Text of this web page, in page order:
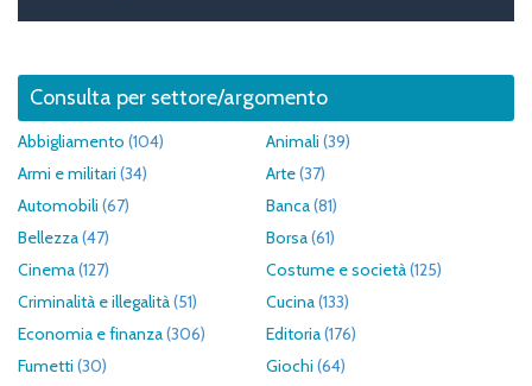
Consulta per settore/argomento
Abbigliamento (104) Animali (39)
Armi e militari (34) Arte(37)
Automobili (67) Banca(81)
Bellezza(47) Borsa(61)
Cinema(127) Costume e società(125)
Criminalità e illegalità(51) Cucina(133)
Economia e finanza(306) Editoria(176)
Fumetti (30) Giochi (64)